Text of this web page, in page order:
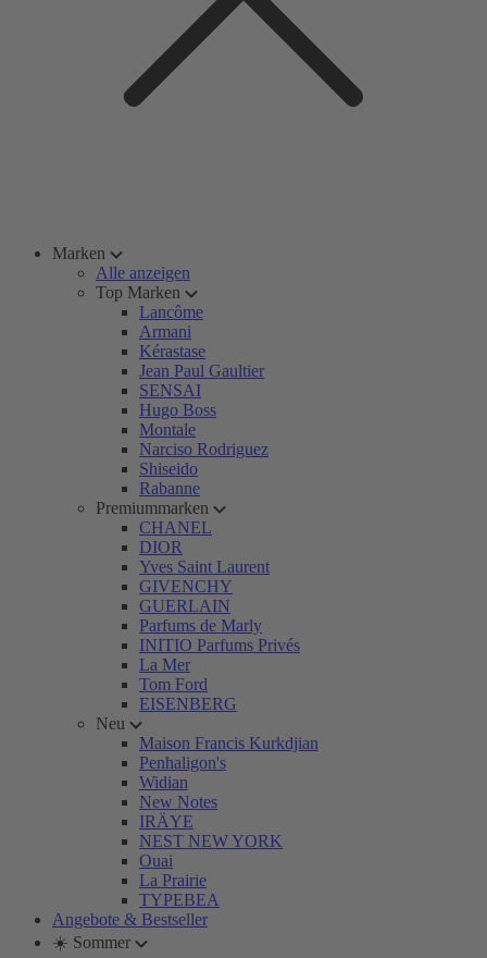
Marken
Alle anzeigen
Top Marken
Lancôme
Armani
Kérastase
Jean Paul Gaultier
SENSAI
Hugo Boss
Montale
Narciso Rodriguez
Shiseido
Rabanne
Premiummarken
CHANEL
DIOR
Yves Saint Laurent
GIVENCHY
GUERLAIN
Parfums de Marly
INITIO Parfums Privés
La Mer
Tom Ford
EISENBERG
Neu
Maison Francis Kurkdjian
Penhaligon's
Widian
New Notes
IRÄYE
NEST NEW YORK
Ouai
La Prairie
TYPEBEA
Angebote & Bestseller
☀️ Sommer